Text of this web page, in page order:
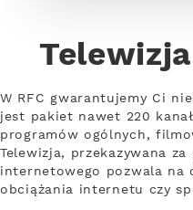
W RFC gwarantujemy Ci
jest pakiet nawet 220
programów ogólnych,
Telewizja, przekazywana
internetowego pozwala na
obciążania internetu czy